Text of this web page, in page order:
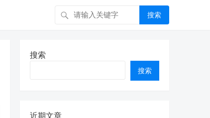
搜索
搜索
搜索
近期文章